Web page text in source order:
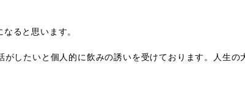
ると思います。
したいと個人的に飲みの誘いを受けております。人生の